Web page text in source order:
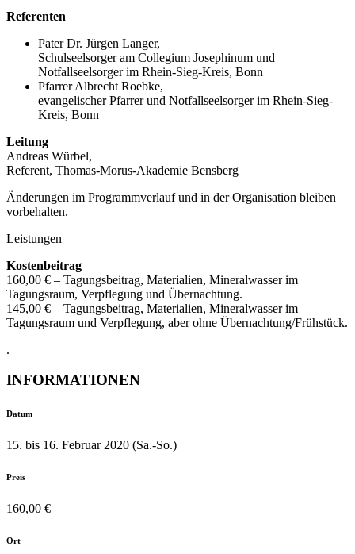
Referenten
Pater Dr. Jürgen Langer,
Schulseelsorger am Collegium Josephinum und
Notfallseelsorger im Rhein-Sieg-Kreis, Bonn
Pfarrer Albrecht Roebke,
evangelischer Pfarrer und Notfallseelsorger im Rhein-Sieg-
Kreis, Bonn
Leitung
Andreas Würbel,
Referent, Thomas-Morus-Akademie Bensberg
Änderungen im Programmverlauf und in der Organisation bleiben
vorbehalten.
Leistungen
Kostenbeitrag
160,00 € – Tagungsbeitrag, Materialien, Mineral­wasser im
Tagungsraum, Verpflegung und Über­nachtung.
145,00 € – Tagungsbeitrag, Materialien, Mineral­wasser im
Tagungsraum und Verpflegung, aber ohne Übernachtung/Frühstück.
.
INFORMATIONEN
Datum
15. bis 16. Februar 2020 (Sa.-So.)
Preis
160,00 €
Ort